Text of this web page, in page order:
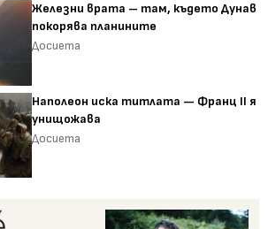
Железни врата – там, където Дунав
покорява планините
Досиета
Наполеон иска титлата — Франц II я
унищожава
Досиета